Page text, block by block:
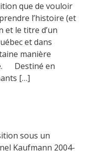
que de vouloir
l’histoire (et
et le titre d’un
et dans
manière
Destiné en
[…]
sous un
Kaufmann 2004-